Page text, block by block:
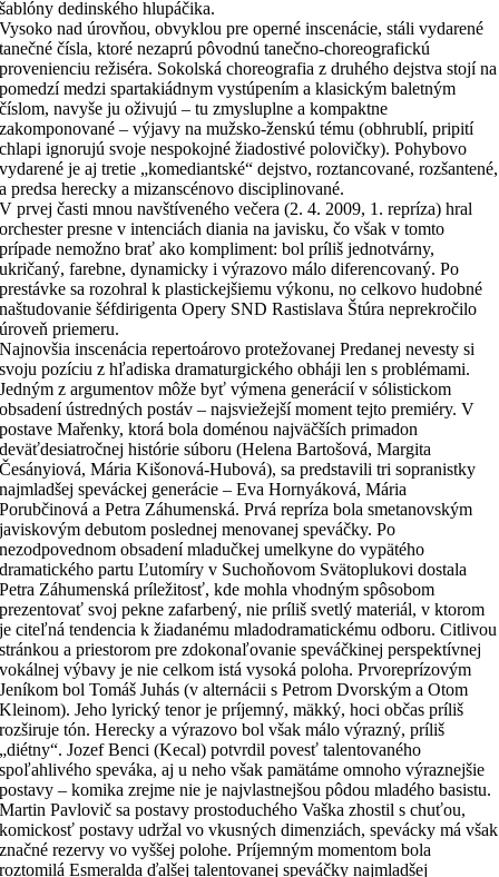
šablóny dedinského hlupáčika.
Vysoko nad úrovňou, obvyklou pre operné inscenácie, stáli vydarené
tanečné čísla, ktoré nezaprú pôvodnú tanečno-choreografickú
provenienciu režiséra. Sokolská choreografia z druhého dejstva stojí na
pomedzí medzi spartakiádnym vystúpením a klasickým baletným
číslom, navyše ju oživujú – tu zmysluplne a kompaktne
zakomponované – výjavy na mužsko-ženskú tému (obhrublí, pripití
chlapi ignorujú svoje nespokojné žiadostivé polovičky). Pohybovo
vydarené je aj tretie „komediantské“ dejstvo, roztancované, rozšantené,
a predsa herecky a mizanscénovo disciplinované.
V prvej časti mnou navštíveného večera (2. 4. 2009, 1. repríza) hral
orchester presne v intenciách diania na javisku, čo však v tomto
prípade nemožno brať ako kompliment: bol príliš jednotvárny,
ukričaný, farebne, dynamicky i výrazovo málo diferencovaný. Po
prestávke sa rozohral k plastickejšiemu výkonu, no celkovo hudobné
naštudovanie šéfdirigenta Opery SND Rastislava Štúra neprekročilo
úroveň priemeru.
Najnovšia inscenácia repertoárovo protežovanej Predanej nevesty si
svoju pozíciu z hľadiska dramaturgického obháji len s problémami.
Jedným z argumentov môže byť výmena generácií v sólistickom
obsadení ústredných postáv – najsviežejší moment tejto premiéry. V
postave Mařenky, ktorá bola doménou najväčších primadon
deväťdesiatročnej histórie súboru (Helena Bartošová, Margita
Česányiová, Mária Kišonová-Hubová), sa predstavili tri sopranistky
najmladšej speváckej generácie – Eva Hornyáková, Mária
Porubčinová a Petra Záhumenská. Prvá repríza bola smetanovským
javiskovým debutom poslednej menovanej speváčky. Po
nezodpovednom obsadení mladučkej umelkyne do vypätého
dramatického partu Ľutomíry v Suchoňovom Svätoplukovi dostala
Petra Záhumenská príležitosť, kde mohla vhodným spôsobom
prezentovať svoj pekne zafarbený, nie príliš svetlý materiál, v ktorom
je citeľná tendencia k žiadanému mladodramatickému odboru. Citlivou
stránkou a priestorom pre zdokonaľovanie speváčkinej perspektívnej
vokálnej výbavy je nie celkom istá vysoká poloha. Prvoreprízovým
Jeníkom bol Tomáš Juhás (v alternácii s Petrom Dvorským a Otom
Kleinom). Jeho lyrický tenor je príjemný, mäkký, hoci občas príliš
rozširuje tón. Herecky a výrazovo bol však málo výrazný, príliš
„diétny“. Jozef Benci (Kecal) potvrdil povesť talentovaného
spoľahlivého speváka, aj u neho však pamätáme omnoho výraznejšie
postavy – komika zrejme nie je najvlastnejšou pôdou mladého basistu.
Martin Pavlovič sa postavy prostoduchého Vaška zhostil s chuťou,
komickosť postavy udržal vo vkusných dimenziách, spevácky má však
značné rezervy vo vyššej polohe. Príjemným momentom bola
roztomilá Esmeralda ďalšej talentovanej speváčky najmladšej